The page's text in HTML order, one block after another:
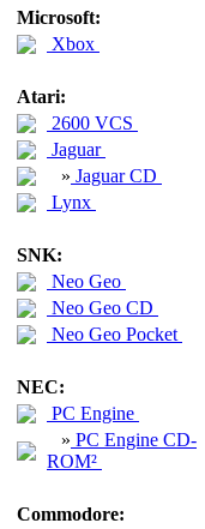
Microsoft:
Xbox
Atari:
2600 VCS
Jaguar
» Jaguar CD
Lynx
SNK:
Neo Geo
Neo Geo CD
Neo Geo Pocket
NEC:
PC Engine
» PC Engine CD-
ROM²
Commodore: